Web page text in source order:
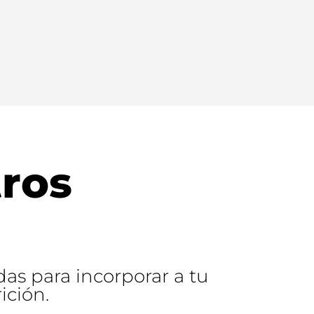
para incorporar a tu